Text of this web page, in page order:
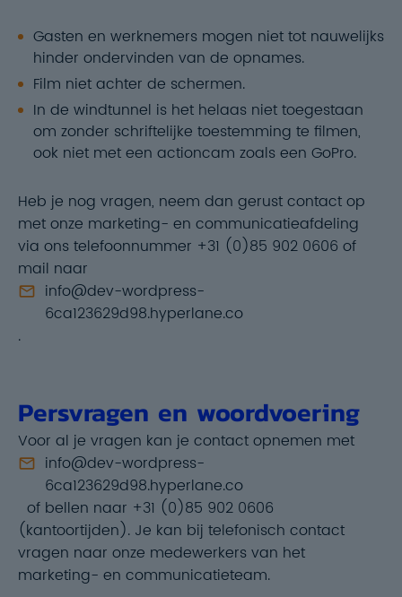
Gasten en werknemers mogen niet tot nauwelijks
hinder ondervinden van de opnames.
Film niet achter de schermen.
In de windtunnel is het helaas niet toegestaan
om zonder schriftelijke toestemming te filmen,
ook niet met een actioncam zoals een GoPro.
Heb je nog vragen, neem dan gerust contact op
met onze marketing- en communicatieafdeling
via ons telefoonnummer +31 (0)85 902 0606 of
mail naar
info@dev-wordpress-
6ca123629d98.hyperlane.co
.
Persvragen en woordvoering
Voor al je vragen kan je contact opnemen met
info@dev-wordpress-
6ca123629d98.hyperlane.co
of bellen naar +31 (0)85 902 0606
(kantoortijden). Je kan bij telefonisch contact
vragen naar onze medewerkers van het
marketing- en communicatieteam.